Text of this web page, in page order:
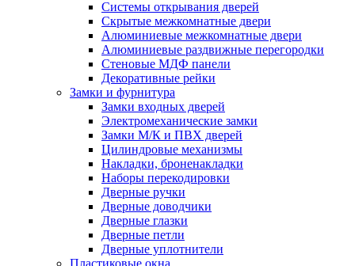
Системы открывания дверей
Скрытые межкомнатные двери
Алюминиевые межкомнатные двери
Алюминиевые раздвижные перегородки
Стеновые МДФ панели
Декоративные рейки
Замки и фурнитура
Замки входных дверей
Электромеханические замки
Замки М/К и ПВХ дверей
Цилиндровые механизмы
Накладки, броненакладки
Наборы перекодировки
Дверные ручки
Дверные доводчики
Дверные глазки
Дверные петли
Дверные уплотнители
Пластиковые окна